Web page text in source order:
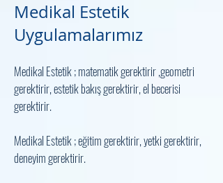
Medikal Estetik
Uygulamalarımız
Medikal Estetik ; matematik gerektirir ,geometri
gerektirir, estetik bakış gerektirir, el becerisi
gerektirir.
Medikal Estetik ; eğitim gerektirir, yetki gerektirir,
deneyim gerektirir.